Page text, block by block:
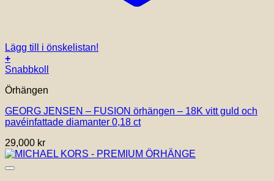
Lägg till i önskelistan!
+
Snabbkoll
Örhängen
GEORG JENSEN – FUSION örhängen – 18K vitt guld och
pavéinfattade diamanter 0,18 ct
29,000 kr